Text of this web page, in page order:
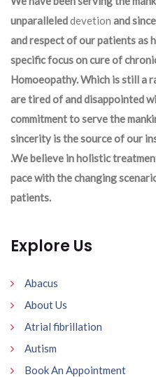
unparalleleddevetion and
and respect of our patients as
specific focus on cure of
Homoeopathy. Which is still a
are tired of and disappointed
commitment to serve the
sincerity is the source of our
.We believe in holistic
pace with the changing
patients.
Explore Us
Abacus
About Us
Atrial fibrillation
Autism
Book An Appointment